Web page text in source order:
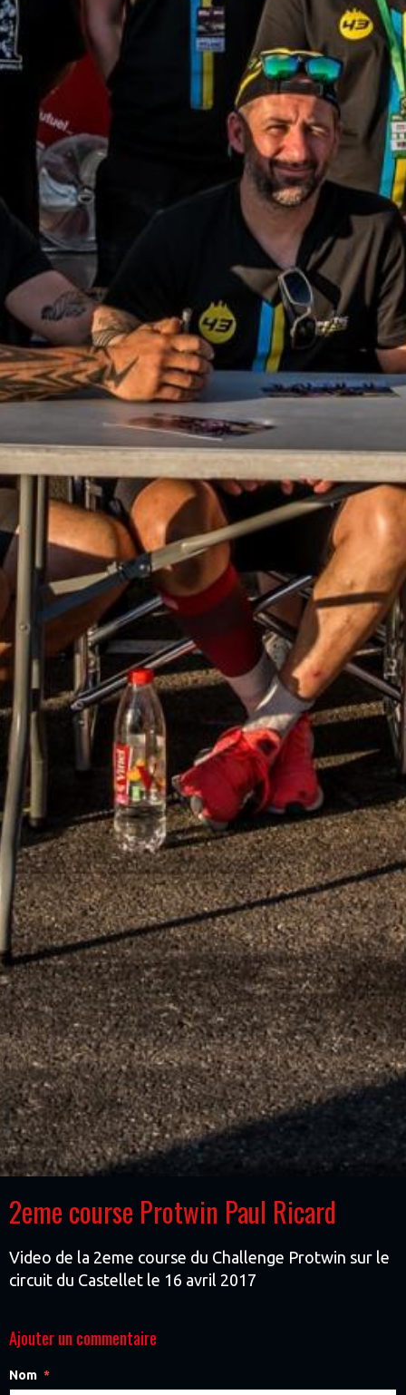
2eme course Protwin Paul Ricard
Video de la 2eme course du Challenge Protwin sur le
circuit du Castellet le 16 avril 2017
Ajouter un commentaire
Nom